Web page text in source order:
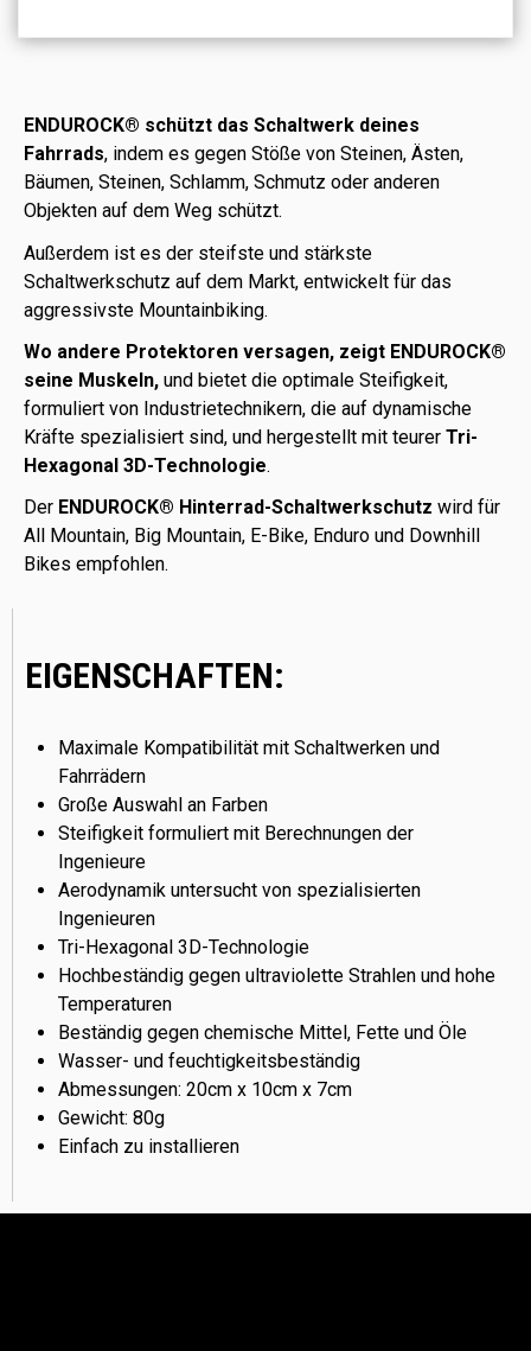
ENDUROCK® schützt das Schaltwerk deines
Fahrrads, indem es gegen Stöße von Steinen, Ästen,
Bäumen, Steinen, Schlamm, Schmutz oder anderen
Objekten auf dem Weg schützt.
Außerdem ist es der steifste und stärkste
Schaltwerkschutz auf dem Markt, entwickelt für das
aggressivste Mountainbiking.
Wo andere Protektoren versagen, zeigt ENDUROCK®
seine Muskeln, und bietet die optimale Steifigkeit,
formuliert von Industrietechnikern, die auf dynamische
Kräfte spezialisiert sind, und hergestellt mit teurer Tri-
Hexagonal 3D-Technologie.
Der ENDUROCK® Hinterrad-Schaltwerkschutz wird für
All Mountain, Big Mountain, E-Bike, Enduro und Downhill
Bikes empfohlen.
EIGENSCHAFTEN:
Maximale Kompatibilität mit Schaltwerken und
Fahrrädern
Große Auswahl an Farben
Steifigkeit formuliert mit Berechnungen der
Ingenieure
Aerodynamik untersucht von spezialisierten
Ingenieuren
Tri-Hexagonal 3D-Technologie
Hochbeständig gegen ultraviolette Strahlen und hohe
Temperaturen
Beständig gegen chemische Mittel, Fette und Öle
Wasser- und feuchtigkeitsbeständig
Abmessungen: 20cm x 10cm x 7cm
Gewicht: 80g
Einfach zu installieren